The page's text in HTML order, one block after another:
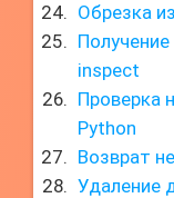
Обрезка
inspect
Проверка
Python
Возврат
Удаление